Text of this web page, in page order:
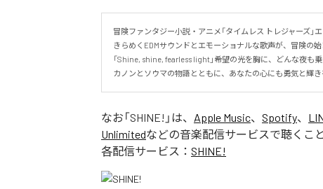
冒険ファンタジー小説・アニメ「タイムレス トレジャーズ」エ
きらめくEDMサウンドとエモーショナルな歌声が、冒険の
「Shine, shine, fearless light」――希望の光を胸に、どんな夜も
カノンとソウマの物語とともに、あなたの心にも勇気と輝き
なお「SHINE! 」は、 Apple Music、 Spotify、
Unlimitedなどの音楽配信サービスで聴くこ
各配信サービス： SHINE!